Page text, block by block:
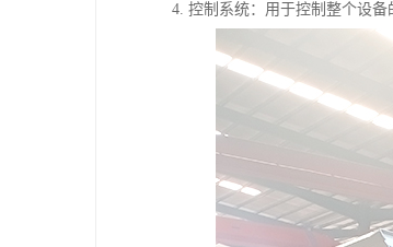
4. 控制系统：用于控制整个设备